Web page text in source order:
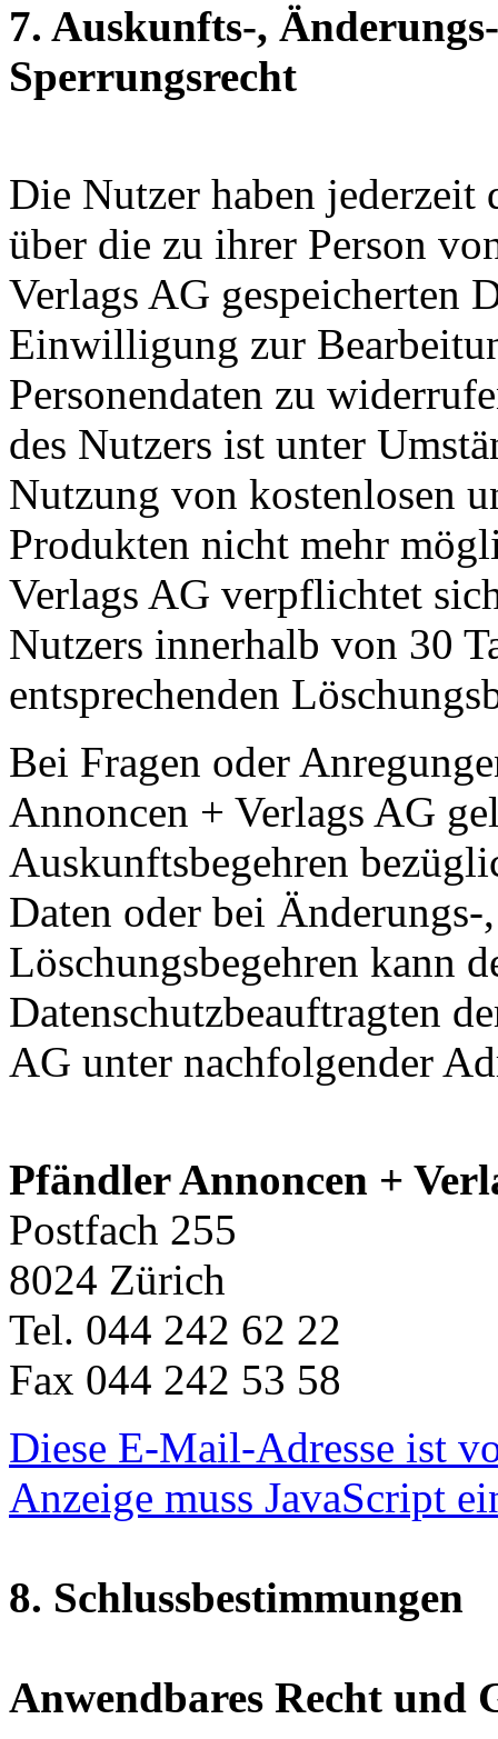
7. Auskunfts-,
Sperrungsrecht
Die Nutzer haben
über die zu ihrer Person
Verlags AG gespeicherten
Einwilligung zur
Personendaten zu
des Nutzers ist unter
Nutzung von kostenlosen
Produkten nicht mehr
Verlags AG verpflichtet
Nutzers innerhalb von 30
entsprechenden
Bei Fragen oder
Annoncen + Verlags AG
Auskunftsbegehren
Daten oder bei
Löschungsbegehren kann
Datenschutzbeauftragten
AG unter nachfolgender
Pfändler Annoncen +
Postfach 255
8024 Zürich
Tel. 044 242 62 22
Fax 044 242 53 58
Diese E-Mail-Adresse ist
Anzeige muss JavaScript
8. Schlussbestimmungen
Anwendbares Recht und